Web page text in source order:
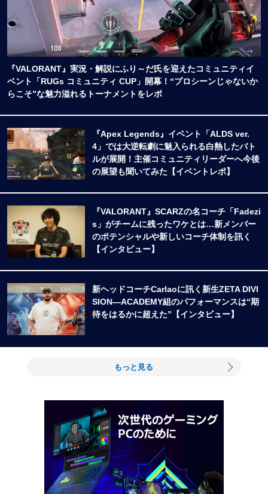
『VALORANT』実況・解説にふり～だ氏を迎えたコミュニティイ
ベント「RUGs コミュニティ CUP」開幕！“プロシーンじゃないか
らこそ”な魅力溢れるトーナメントをレポ
『Apex Legends』イベント「ALDS ver.
4」では大逆転劇に魅入られる白熱したバト
ルが展開！主催コミュニティリーダーへ今後
の展望も聞いてみた【イベントレポ】
『VALORANT』SCARZの名コーチ「Fadezi
s」がチームに残ったワケとは…新メンバー
のポテンシャルや新しいコーチ体制を訊く
【インタビュー】
新ヘッドコーチCarlaoに訊く新生ZETA DIVI
SION―ACADEMY組のパフォーマンスは“期
待をはるかに超えた”【インタビュー】
もっと見る